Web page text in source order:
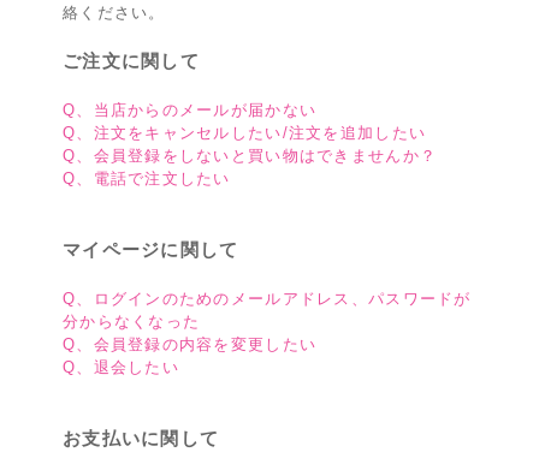
絡ください。
ご注文に関して
Q、当店からのメールが届かない
Q、注文をキャンセルしたい/注文を追加したい
Q、会員登録をしないと買い物はできませんか？
Q、電話で注文したい
マイページに関して
Q、ログインのためのメールアドレス、パスワードが
分からなくなった
Q、会員登録の内容を変更したい
Q、退会したい
お支払いに関して